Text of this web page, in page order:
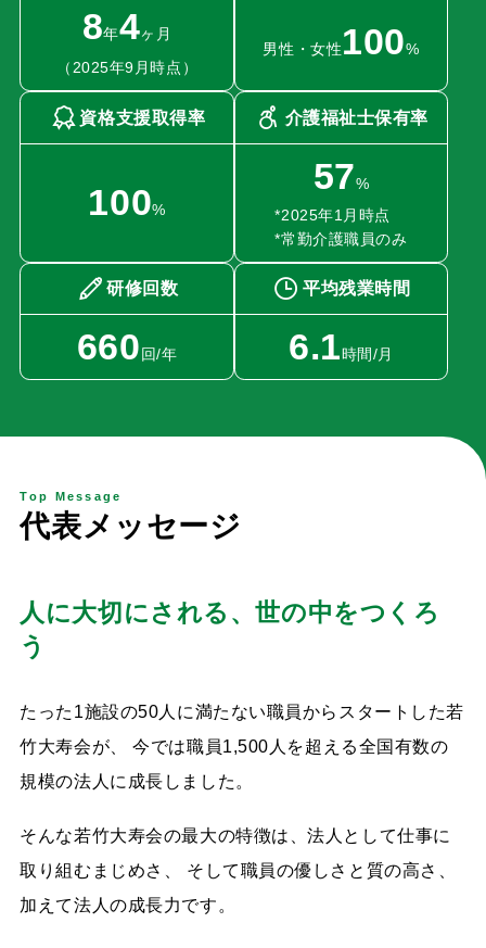
8年4ヶ月
（2025年9月時点）
男性・女性 100%
資格支援取得率
100%
介護福祉士保有率
57%
*2025年1月時点
*常勤介護職員のみ
研修回数
660 回/年
平均残業時間
6.1 時間/月
Top Message
代表メ ッセージ
人に大切にされる、世の中をつくろ
う
たった1施設の50人に満たない職員からスタートした若
竹大寿会が、 今では職員1,500人を超える全国有数の
規模の法人に成長しました。
そんな若竹大寿会の最大の特徴は、法人として仕事に
取り組むまじめさ、 そして職員の優しさと質の高さ、
加えて法人の成長力です。